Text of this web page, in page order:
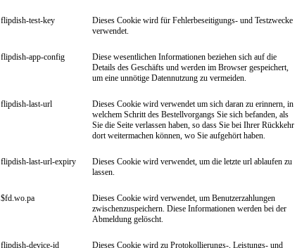
flipdish-test-key
Dieses Cookie wird für Fehlerbeseitigungs- und Testzwecke
verwendet.
flipdish-app-config
Diese wesentlichen Informationen beziehen sich auf die
Details des Geschäfts und werden im Browser gespeichert,
um eine unnötige Datennutzung zu vermeiden.
flipdish-last-url
Dieses Cookie wird verwendet um sich daran zu erinnern, in
welchem Schritt des Bestellvorgangs Sie sich befanden, als
Sie die Seite verlassen haben, so dass Sie bei Ihrer Rückkehr
dort weitermachen können, wo Sie aufgehört haben.
flipdish-last-url-expiry
Dieses Cookie wird verwendet, um die letzte url ablaufen zu
lassen.
$fd.wo.pa
Dieses Cookie wird verwendet, um Benutzerzahlungen
zwischenzuspeichern. Diese Informationen werden bei der
Abmeldung gelöscht.
flipdish-device-id
Dieses Cookie wird zu Protokollierungs-, Leistungs- und